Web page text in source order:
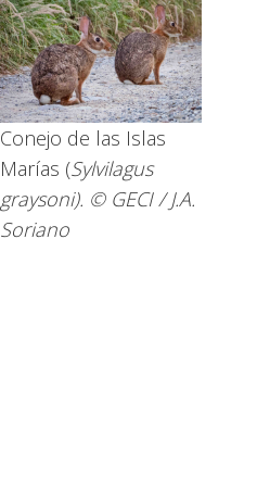
Conejo de las Islas
Marías (Sylvilagus
graysoni). © GECI / J.A.
Soriano